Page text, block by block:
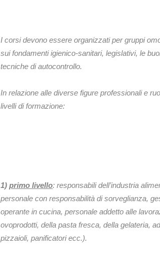
I corsi devono essere organizzati per gruppi
sui fondamenti igienico-sanitari, legislativi, le
tecniche di autocontrollo.
In relazione alle diverse figure professionali e
livelli di formazione:
1) primo livello: responsabili dell’industria
personale con responsabilità di sorveglianza,
operante in cucina, personale addetto alle
ovoprodotti, della pasta fresca, della gelateria,
pizzaioli, panificatori ecc.).